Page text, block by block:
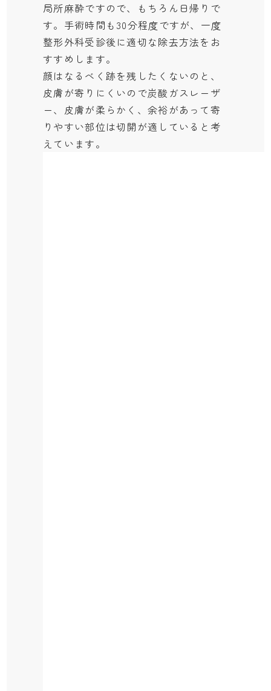
局所麻酔ですので、もちろん日帰りで
す。手術時間も30分程度ですが、一度
整形外科受診後に適切な除去方法をお
すすめします。
顔はなるべく跡を残したくないのと、
皮膚が寄りにくいので炭酸ガスレーザ
ー、皮膚が柔らかく、余裕があって寄
りやすい部位は切開が適していると考
えています。